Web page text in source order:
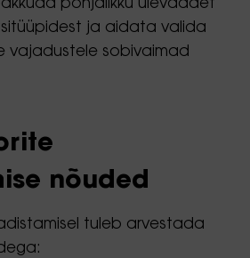
põhjalikku ülevaadet
ja aidata valida
vajadustele sobivaimad
nõuded
tuleb arvestada